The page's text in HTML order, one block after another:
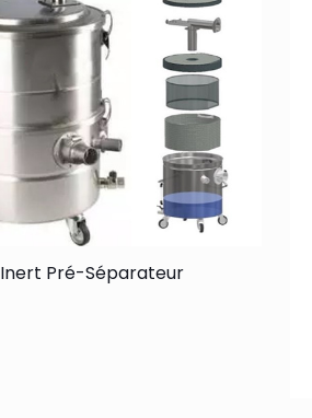
Inert Pré-Séparateur